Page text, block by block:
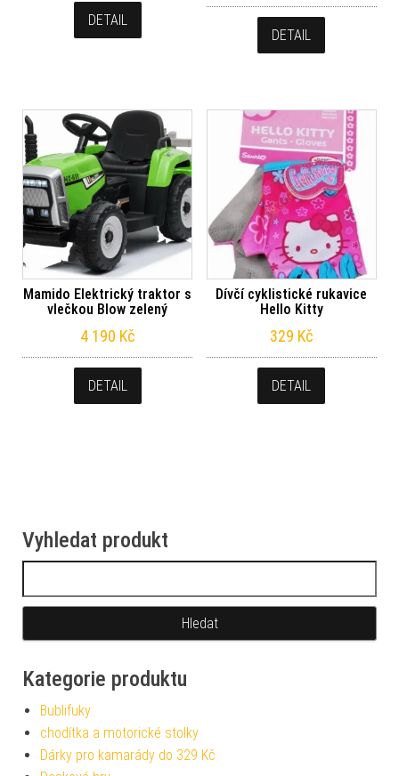
DETAIL
DETAIL
Mamido Elektrický traktor s
vlečkou Blow zelený
4 190 Kč
DETAIL
Dívčí cyklistické rukavice
Hello Kitty
329 Kč
DETAIL
Vyhledat produkt
Kategorie produktu
Bublifuky
chodítka a motorické stolky
Dárky pro kamarády do 329 Kč